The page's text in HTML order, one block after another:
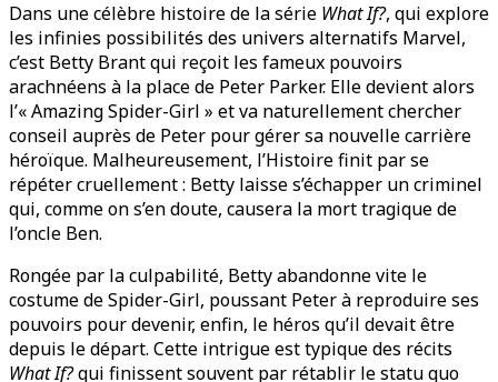
Dans une célèbre histoire de la série What If?, qui explore
les infinies possibilités des univers alternatifs Marvel,
c’est Betty Brant qui reçoit les fameux pouvoirs
arachnéens à la place de Peter Parker. Elle devient alors
l’« Amazing Spider-Girl » et va naturellement chercher
conseil auprès de Peter pour gérer sa nouvelle carrière
héroïque. Malheureusement, l’Histoire finit par se
répéter cruellement : Betty laisse s’échapper un criminel
qui, comme on s’en doute, causera la mort tragique de
l’oncle Ben.
Rongée par la culpabilité, Betty abandonne vite le
costume de Spider-Girl, poussant Peter à reproduire ses
pouvoirs pour devenir, enfin, le héros qu’il devait être
depuis le départ. Cette intrigue est typique des récits
What If?qui finissent souvent par rétablir le statu quo